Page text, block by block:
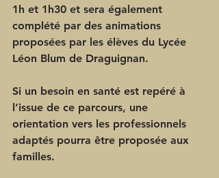
1h et 1h30 et sera également
complété par des animations
proposées par les élèves du Lycée
Léon Blum de Draguignan.
Si un besoin en santé est repéré à
l’issue de ce parcours, une
orientation vers les professionnels
adaptés pourra être proposée aux
familles.